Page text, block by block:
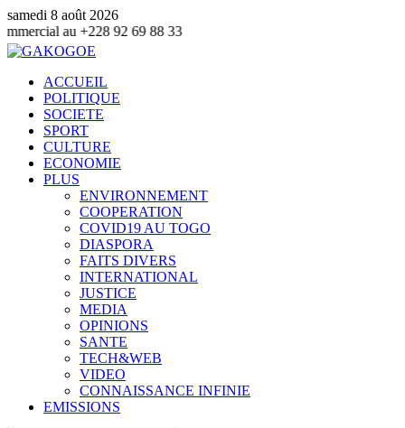
samedi 8 août 2026
92 69 88 33
ACCUEIL
POLITIQUE
SOCIETE
SPORT
CULTURE
ECONOMIE
PLUS
ENVIRONNEMENT
COOPERATION
COVID19 AU TOGO
DIASPORA
FAITS DIVERS
INTERNATIONAL
JUSTICE
MEDIA
OPINIONS
SANTE
TECH&WEB
VIDEO
CONNAISSANCE INFINIE
EMISSIONS